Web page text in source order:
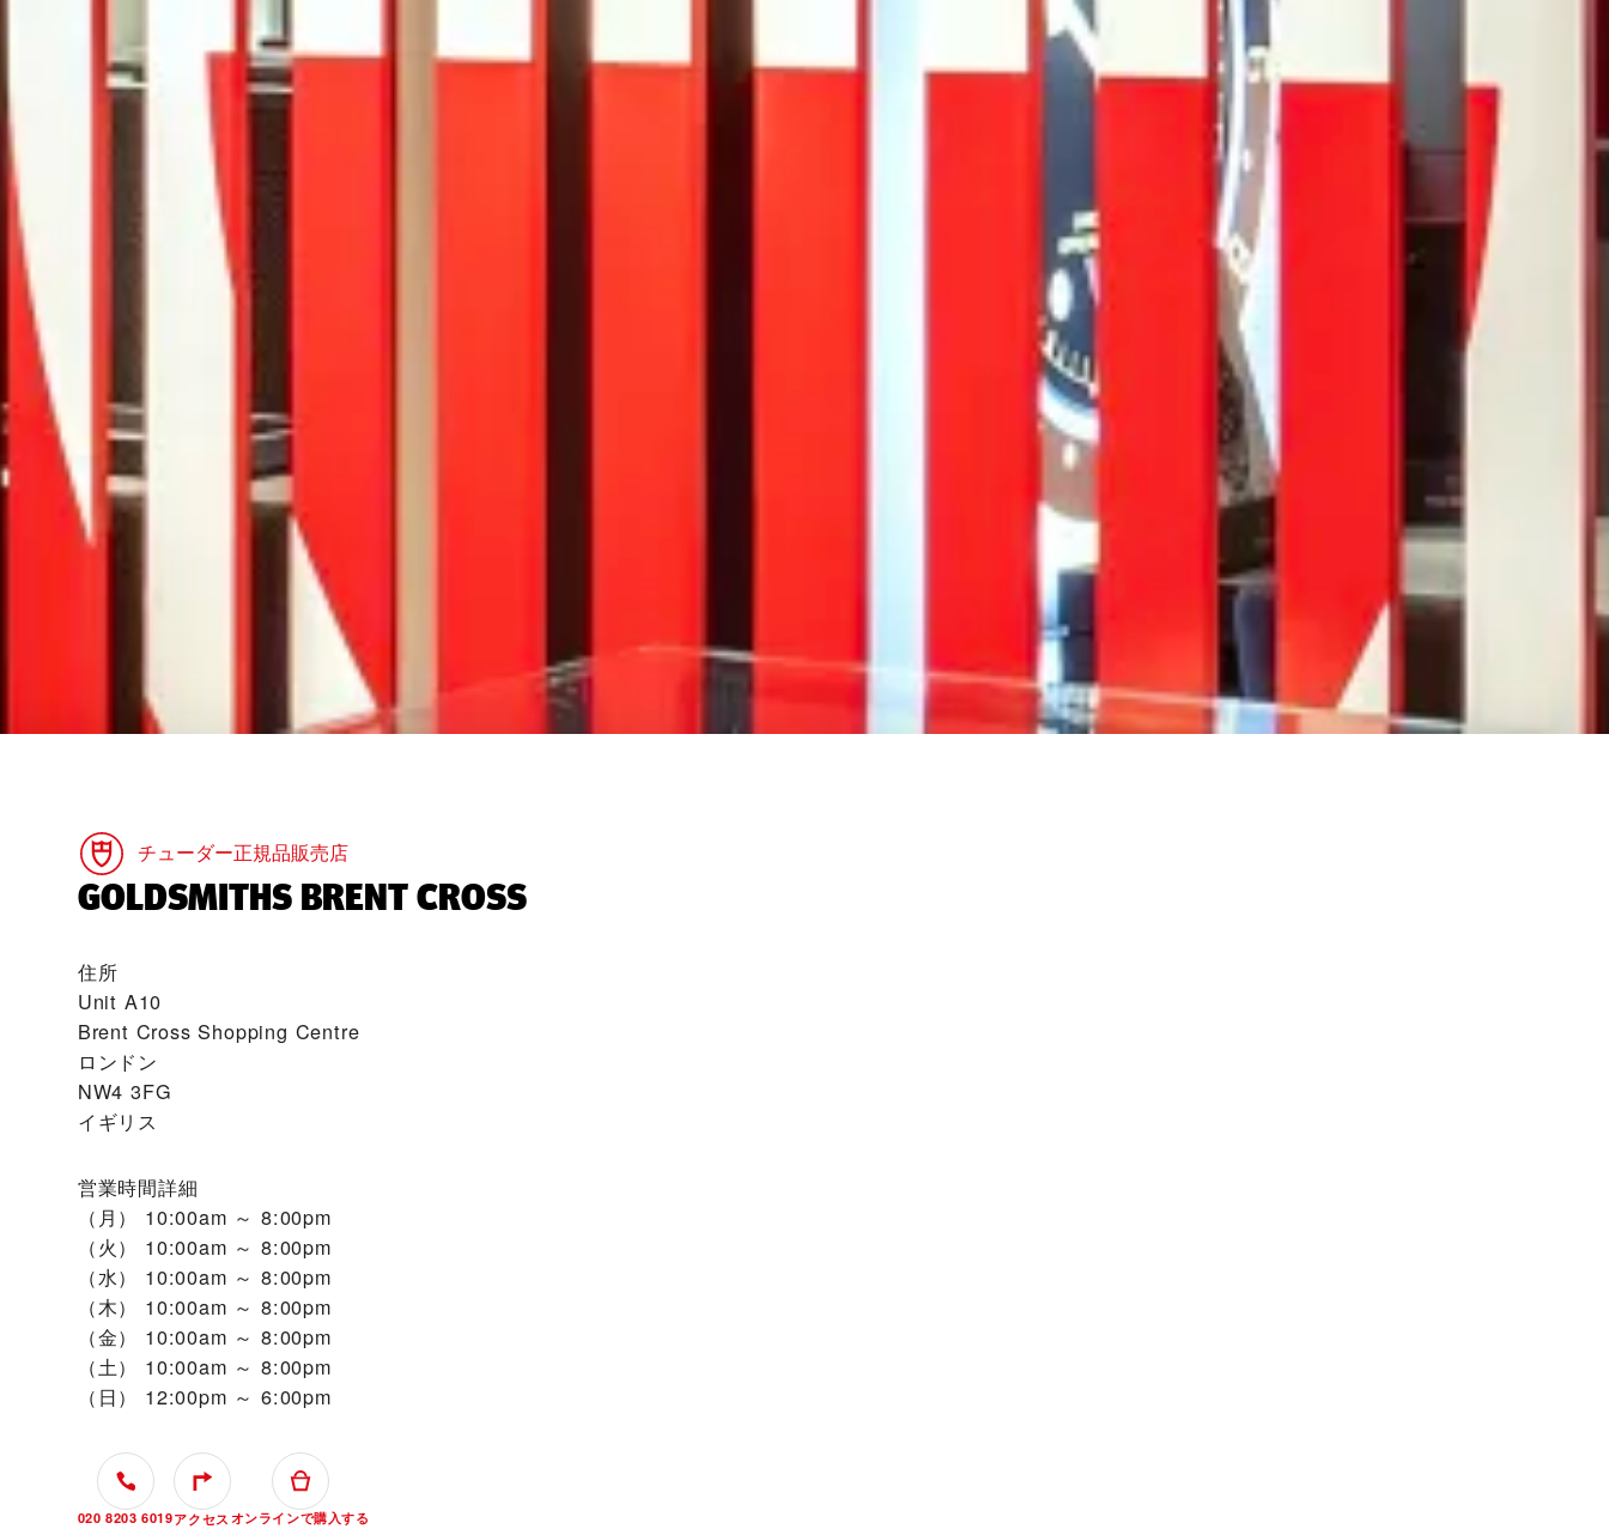
チューダー正規品販売店
‭GOLDSMITHS BRENT CROSS‬
住所
Unit A10
Brent Cross Shopping Centre
ロンドン
NW4 3FG
イギリス
営業時間詳細
（月）
10:00am ～ 8:00pm
（火）
10:00am ～ 8:00pm
（水）
10:00am ～ 8:00pm
（木）
10:00am ～ 8:00pm
（金）
10:00am ～ 8:00pm
（土）
10:00am ～ 8:00pm
（日）
12:00pm ～ 6:00pm
020 8203 6019アクセス オンラインで購入する